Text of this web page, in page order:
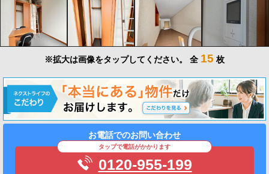
※拡大は画像をタップしてください。 全 15 枚
お電話でのお問い合わせ
タップで電話がかかります
0120-955-199